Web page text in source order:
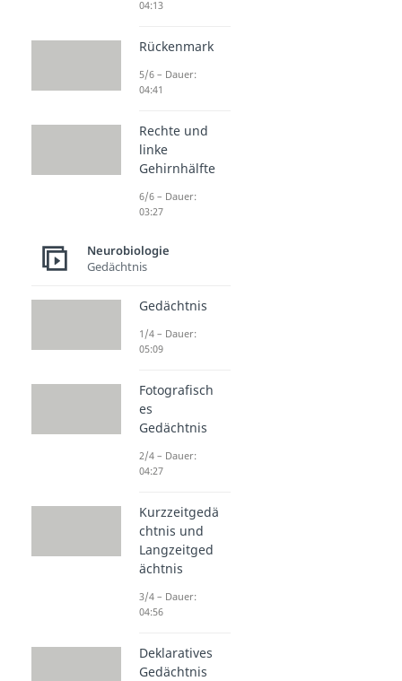
04:13
Rückenmark
5/6 – Dauer:
04:41
Rechte und
linke
Gehirnhälfte
6/6 – Dauer:
03:27
Neurobiologie
Gedächtnis
Gedächtnis
1/4 – Dauer:
05:09
Fotografisch
es
Gedächtnis
2/4 – Dauer:
04:27
Kurzzeitgedä
chtnis und
Langzeitged
ächtnis
3/4 – Dauer:
04:56
Deklaratives
Gedächtnis